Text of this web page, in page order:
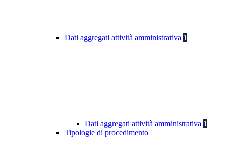
Dati aggregati attività amministrativa 1
Dati aggregati attività amministrativa 1
Tipologie di procedimento